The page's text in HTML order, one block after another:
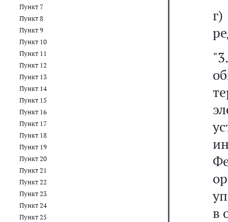
Пункт 7
Пункт 8
Пункт 9
Пункт 10
Пункт 11
Пункт 12
Пункт 13
Пункт 14
Пункт 15
Пункт 16
Пункт 17
Пункт 18
Пункт 19
Пункт 20
Пункт 21
Пункт 22
Пункт 23
Пункт 24
Пункт 25
в